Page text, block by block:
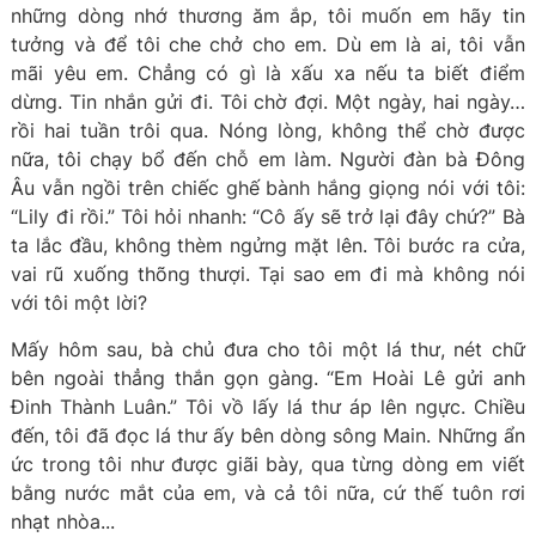
những dòng nhớ thương ăm ắp, tôi muốn em hãy tin
tưởng và để tôi che chở cho em. Dù em là ai, tôi vẫn
mãi yêu em. Chẳng có gì là xấu xa nếu ta biết điểm
dừng. Tin nhắn gửi đi. Tôi chờ đợi. Một ngày, hai ngày…
rồi hai tuần trôi qua. Nóng lòng, không thể chờ được
nữa, tôi chạy bổ đến chỗ em làm. Người đàn bà Đông
Âu vẫn ngồi trên chiếc ghế bành hắng giọng nói với tôi:
“Lily đi rồi.” Tôi hỏi nhanh: “Cô ấy sẽ trở lại đây chứ?” Bà
ta lắc đầu, không thèm ngửng mặt lên. Tôi bước ra cửa,
vai rũ xuống thõng thượi. Tại sao em đi mà không nói
với tôi một lời?
Mấy hôm sau, bà chủ đưa cho tôi một lá thư, nét chữ
bên ngoài thẳng thắn gọn gàng. “Em Hoài Lê gửi anh
Đinh Thành Luân.” Tôi vồ lấy lá thư áp lên ngực. Chiều
đến, tôi đã đọc lá thư ấy bên dòng sông Main. Những ẩn
ức trong tôi như được giãi bày, qua từng dòng em viết
bằng nước mắt của em, và cả tôi nữa, cứ thế tuôn rơi
nhạt nhòa...